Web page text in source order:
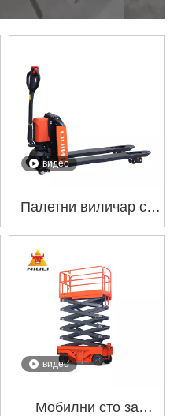
видео
Палетни виличар са
литијумском
батеријом НЛ-ЕПТ15К
видео
Мобилни сто за